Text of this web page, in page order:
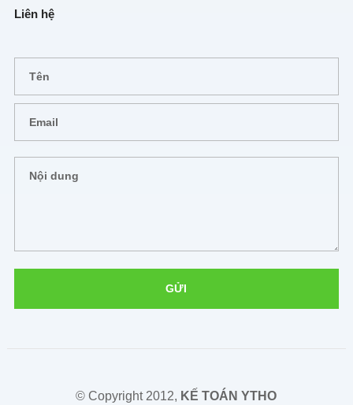
Liên hệ
© Copyright 2012, KẾ TOÁN YTHO